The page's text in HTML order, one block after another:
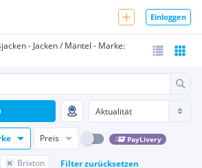
Einloggen
- Jacken / Mäntel - Marke:
Preis PayLivery
Brixton Filter zurücksetzen